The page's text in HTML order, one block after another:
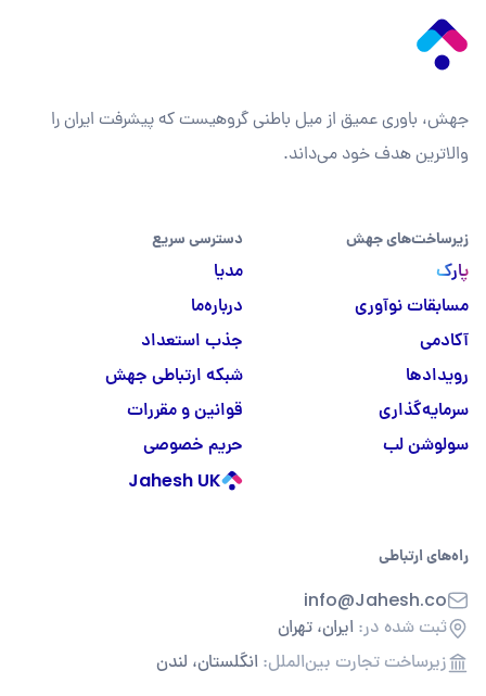
جهش، باوری عمیق از میل باطنی گروهیست که پیشرفت ایران را
والاترین هدف خود می‌داند.
زیرساخت‌های جهش
پارک
مسابقات نوآوری
آکادمی
رویدادها
سرمایه‌گذاری
سولوشن لب
دسترسی سریع
مدیا
درباره‌ما
جذب استعداد
شبکه ارتباطی جهش
قوانین و مقررات
حریم خصوصی
Jahesh UK
راه‌های ارتباطی
info@Jahesh.co
ثبت شده در: ایران، تهران
زیرساخت تجارت بین‌الملل: انگلستان، لندن